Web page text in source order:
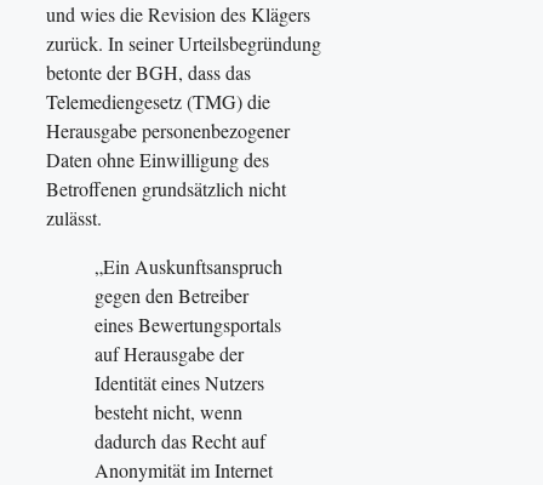
und wies die Revision des Klägers
zurück. In seiner Urteilsbegründung
betonte der BGH, dass das
Telemediengesetz (TMG) die
Herausgabe personenbezogener
Daten ohne Einwilligung des
Betroffenen grundsätzlich nicht
zulässt.
„Ein Auskunftsanspruch
gegen den Betreiber
eines Bewertungsportals
auf Herausgabe der
Identität eines Nutzers
besteht nicht, wenn
dadurch das Recht auf
Anonymität im Internet